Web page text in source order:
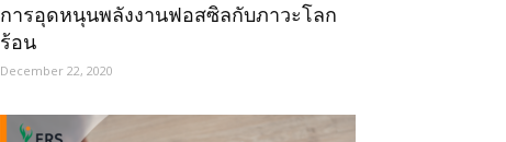
การอุดหนุนพลังงานฟอสซิลกับภาวะโลก
ร้อน
December 22, 2020